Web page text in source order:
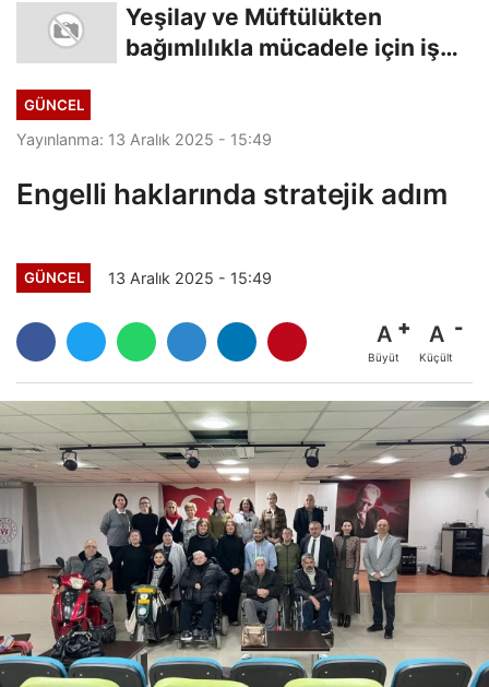
Yeşilay ve Müftülükten
bağımlılıkla mücadele için iş
GÜNCEL
Yayınlanma: 13 Aralık 2025 - 15:49
Engelli haklarında stratejik adım
GÜNCEL 13 Aralık 2025 - 15:49
A
Büyüt
A
Küçült